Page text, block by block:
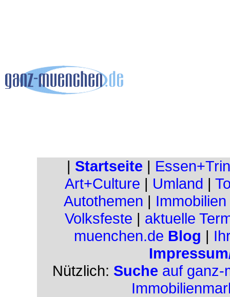
| Startseite |
Art+Culture | Umland |
Autothemen | Immobilien
Volksfeste | aktuelle
muenchen.de Blog |
Nützlich: Suche auf ganz-